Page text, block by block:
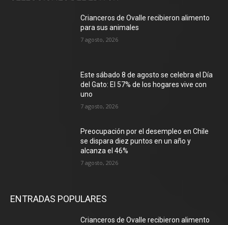
Crianceros de Ovalle recibieron alimento
para sus animales
7 agosto, 2026
Este sábado 8 de agosto se celebra el Día
del Gato: El 57% de los hogares vive con
uno
7 agosto, 2026
Preocupación por el desempleo en Chile
se dispara diez puntos en un año y
alcanza el 46%
7 agosto, 2026
ENTRADAS POPULARES
Crianceros de Ovalle recibieron alimento